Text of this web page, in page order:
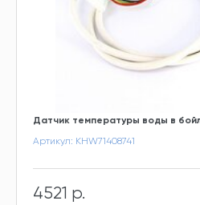
Датчик температуры воды в
Артикул: KHW71408741
4521 р.